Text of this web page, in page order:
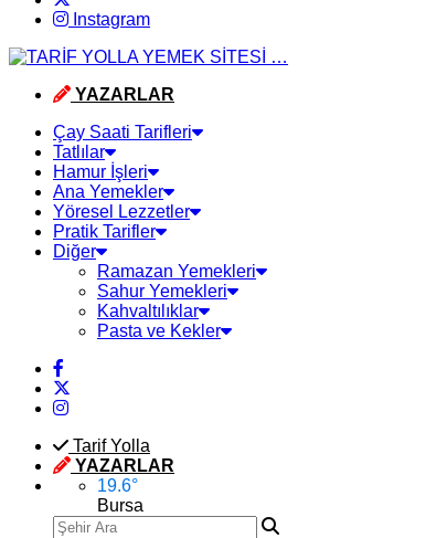
Instagram
YAZARLAR
Çay Saati Tarifleri
Tatlılar
Hamur İşleri
Ana Yemekler
Yöresel Lezzetler
Pratik Tarifler
Diğer
Ramazan Yemekleri
Sahur Yemekleri
Kahvaltılıklar
Pasta ve Kekler
Tarif Yolla
YAZARLAR
19.6°
Bursa